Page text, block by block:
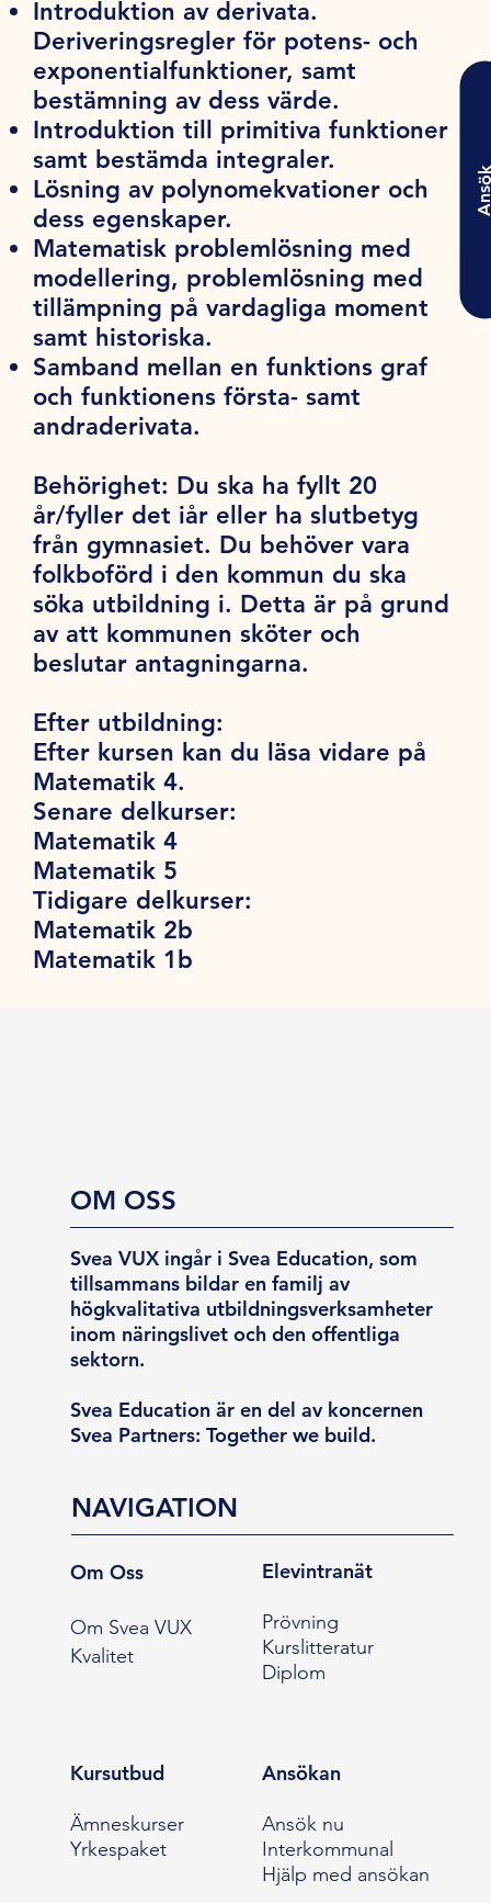
Introduktion av derivata.
Deriveringsregler för potens- och
exponentialfunktioner, samt
bestämning av dess värde.
Introduktion till primitiva funktioner
samt bestämda integraler.
Lösning av polynomekvationer och
dess egenskaper.
Matematisk problemlösning med
modellering, problemlösning med
tillämpning på vardagliga moment
samt historiska.
Samband mellan en funktions graf
och funktionens första- samt
andraderivata.
Behörighet: Du ska ha fyllt 20
år/fyller det iår eller ha slutbetyg
från gymnasiet. Du behöver vara
folkboförd i den kommun du ska
söka utbildning i. Detta är på grund
av att kommunen sköter och
beslutar antagningarna.
Efter utbildning:
Efter kursen kan du läsa vidare på
Matematik 4.
Senare delkurser:
Matematik 4
Matematik 5
Tidigare delkurser:
Matematik 2b
Matematik 1b
OM OSS
Svea VUX ingår i Svea Education, som
tillsammans bildar en familj av
högkvalitativa utbildningsverksamheter
inom näringslivet och den offentliga
sektorn.
Svea Education är en del av koncernen
Svea Partners: Together we build.
NAVIGATION
Om Oss
Om Svea VUX
Kvalitet
Elevintranät
Prövning
Kurslitteratur
Diplom
Kursutbud
Ämneskurser
Yrkespaket
Ansökan
Ansök nu
Interkommunal
Hjälp med ansökan